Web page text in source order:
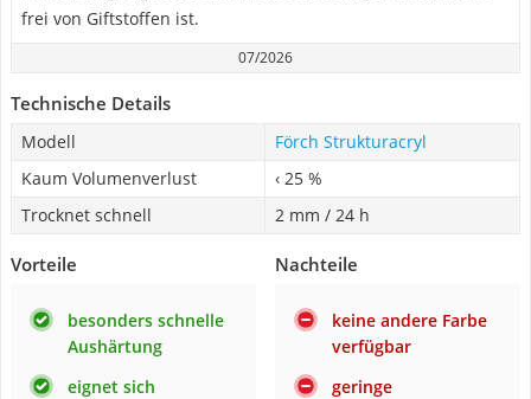
frei von Giftstoffen ist.
07/2026
Technische Details
Modell
Förch Strukturacryl
Kaum Volumenverlust
‹ 25 %
Trocknet schnell
2 mm / 24 h
Vorteile
besonders schnelle
Aushärtung
eignet sich
Nachteile
keine andere Farbe
verfügbar
geringe